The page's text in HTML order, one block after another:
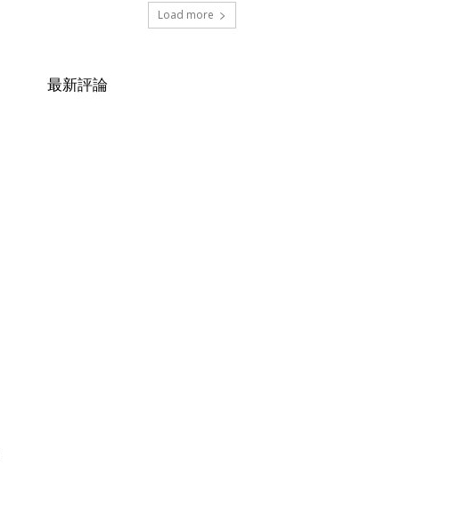
Load more
最新評論